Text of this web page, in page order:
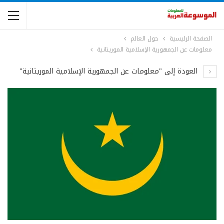
الصفحة الرئيسية
حول العالم
معلومات عن الجمهورية الإسلامية الموريتانية
العودة إلى "معلومات عن الجمهورية الإسلامية الموريتانية"